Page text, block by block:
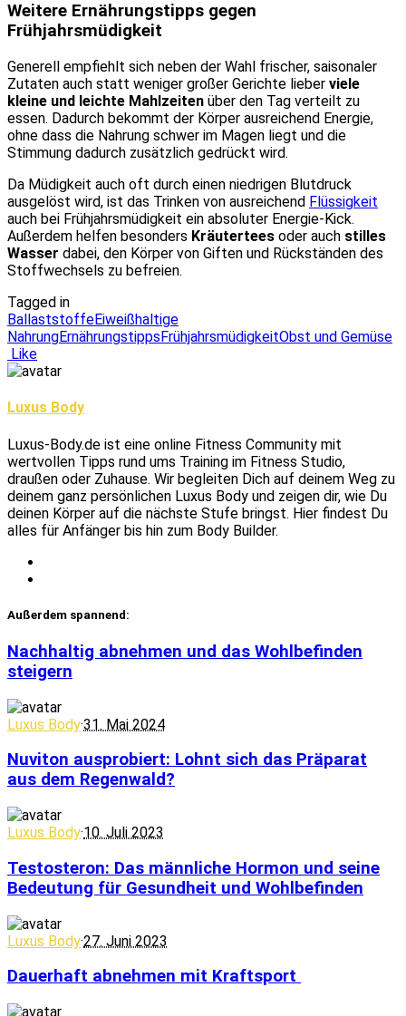
Weitere Ernährungstipps gegen
Frühjahrsmüdigkeit
Generell empfiehlt sich neben der Wahl frischer, saisonaler
Zutaten auch statt weniger großer Gerichte lieber viele
kleine und leichte Mahlzeiten über den Tag verteilt zu
essen. Dadurch bekommt der Körper ausreichend Energie,
ohne dass die Nahrung schwer im Magen liegt und die
Stimmung dadurch zusätzlich gedrückt wird.
Da Müdigkeit auch oft durch einen niedrigen Blutdruck
ausgelöst wird, ist das Trinken von ausreichend Flüssigkeit
auch bei Frühjahrsmüdigkeit ein absoluter Energie-Kick.
Außerdem helfen besonders Kräutertees oder auch stilles
Wasser dabei, den Körper von Giften und Rückständen des
Stoffwechsels zu befreien.
Tagged in
BallaststoffeEiweißhaltige
NahrungErnährungstippsFrühjahrsmüdigkeitObst und Gemüse
Like
Luxus Body
Luxus-Body.de ist eine online Fitness Community mit
wertvollen Tipps rund ums Training im Fitness Studio,
draußen oder Zuhause. Wir begleiten Dich auf deinem Weg zu
deinem ganz persönlichen Luxus Body und zeigen dir, wie Du
deinen Körper auf die nächste Stufe bringst. Hier findest Du
alles für Anfänger bis hin zum Body Builder.
Außerdem spannend:
Nachhaltig abnehmen und das Wohlbefinden
steigern
Luxus Body·31. Mai 2024
Nuviton ausprobiert: Lohnt sich das Präparat
aus dem Regenwald?
Luxus Body·10. Juli 2023
Testosteron: Das männliche Hormon und seine
Bedeutung für Gesundheit und Wohlbefinden
Luxus Body·27. Juni 2023
Dauerhaft abnehmen mit Kraftsport